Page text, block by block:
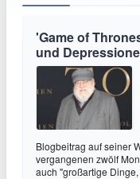
'Game of
und
Blogbeitrag auf seiner
vergangenen zwölf
auch "großartige Dinge,